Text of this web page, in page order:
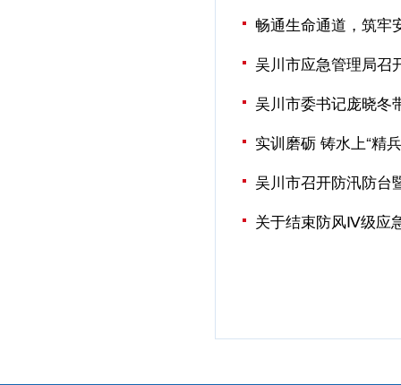
畅通生命通道，筑牢
吴川市应急管理局召
吴川市委书记庞晓冬
实训磨砺 铸水上“精
吴川市召开防汛防台
关于结束防风Ⅳ级应